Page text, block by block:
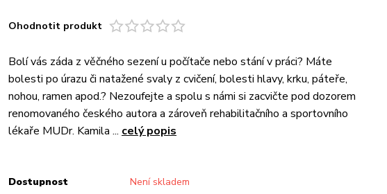
Ohodnotit produkt
Bolí vás záda z věčného sezení u počítače nebo stání v práci? Máte
bolesti po úrazu či natažené svaly z cvičení, bolesti hlavy, krku, páteře,
nohou, ramen apod.? Nezoufejte a spolu s námi si zacvičte pod dozorem
renomovaného českého autora a zároveň rehabilitačního a sportovního
lékaře MUDr. Kamila ... celý popis
Dostupnost Není skladem